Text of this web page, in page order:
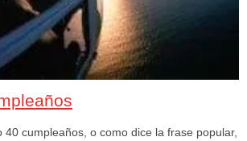
40 cumpleaños, o como dice la frase popular,